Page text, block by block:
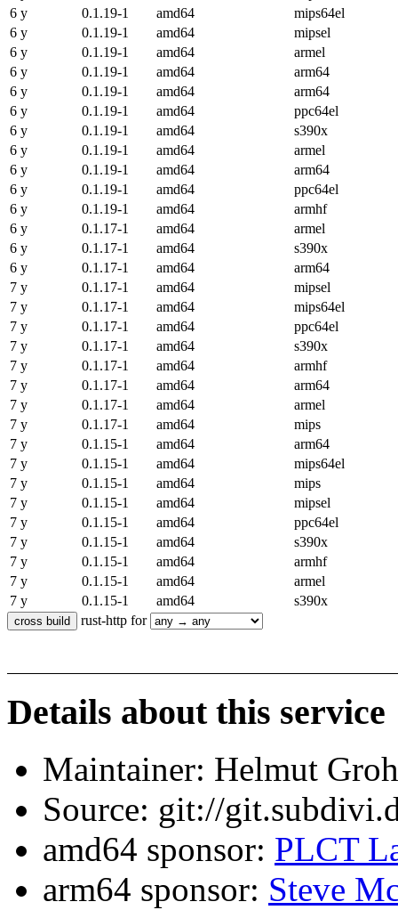
6 y
0.1.19-1 amd64
mips64el
6 y
0.1.19-1 amd64
mipsel
6 y
0.1.19-1 amd64
armel
6 y
0.1.19-1 amd64
arm64
6 y
0.1.19-1 amd64
arm64
6 y
0.1.19-1 amd64
ppc64el
6 y
0.1.19-1 amd64
s390x
6 y
0.1.19-1 amd64
armel
6 y
0.1.19-1 amd64
arm64
6 y
0.1.19-1 amd64
ppc64el
6 y
0.1.19-1 amd64
armhf
6 y
0.1.17-1 amd64
armel
6 y
0.1.17-1 amd64
s390x
6 y
0.1.17-1 amd64
arm64
7 y
0.1.17-1 amd64
mipsel
7 y
0.1.17-1 amd64
mips64el
7 y
0.1.17-1 amd64
ppc64el
7 y
0.1.17-1 amd64
s390x
7 y
0.1.17-1 amd64
armhf
7 y
0.1.17-1 amd64
arm64
7 y
0.1.17-1 amd64
armel
7 y
0.1.17-1 amd64
mips
7 y
0.1.15-1 amd64
arm64
7 y
0.1.15-1 amd64
mips64el
7 y
0.1.15-1 amd64
mips
7 y
0.1.15-1 amd64
mipsel
7 y
0.1.15-1 amd64
ppc64el
7 y
0.1.15-1 amd64
s390x
7 y
0.1.15-1 amd64
armhf
7 y
0.1.15-1 amd64
armel
7 y
0.1.15-1 amd64
s390x
rust-http for
Details about this service
Maintainer: Helmut
Source: git://
amd64 sponsor: PLCT
arm64 sponsor: Steve